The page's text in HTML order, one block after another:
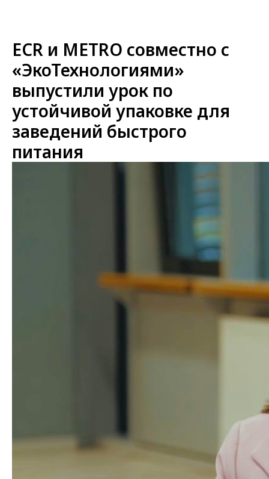
ECR и METRO совместно с
«ЭкоТехнологиями»
выпустили урок по
устойчивой упаковке для
заведений быстрого
питания